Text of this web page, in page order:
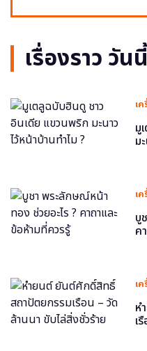
เรื่องราว วันนี้
เ
มู
ม
เ
บู
ค
เ
ห
เ